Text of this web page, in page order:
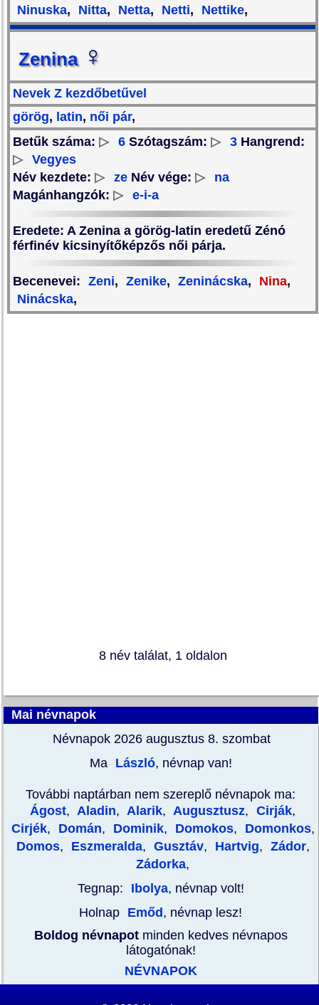
Ninuska, Nitta, Netta, Netti, Nettike,
Zenina ♀
Nevek Z kezdőbetűvel
görög, latin, női pár,
Betűk száma: ▷ 6 Szótagszám: ▷ 3 Hangrend:
▷
Vegyes
Név kezdete: ▷ ze Név vége: ▷
na
Magánhangzók: ▷ e-i-a
Eredete: A Zenina a görög-latin eredetű Zénó
férfinév kicsinyítőképzős női párja.
Becenevei: Zeni, Zenike, Zeninácska, Nina,
Ninácska,
8 név találat, 1 oldalon
Mai névnapok
Névnapok 2026 augusztus 8. szombat
Ma
László, névnap van!
További naptárban nem szereplő névnapok ma:
Ágost, Aladin, Alarik, Augusztusz, Cirják,
Cirjék, Domán, Dominik, Domokos, Domonkos,
Domos, Eszmeralda, Gusztáv, Hartvig, Zádor,
Zádorka,
Tegnap:
Ibolya, névnap volt!
Holnap Emőd , névnap lesz!
Boldog névnapotminden kedves névnapos
látogatónak!
NÉVNAPOK